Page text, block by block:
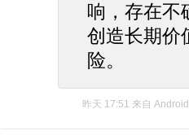
响，存在不
创造长期价
险。
昨天 17:51 来自 Android